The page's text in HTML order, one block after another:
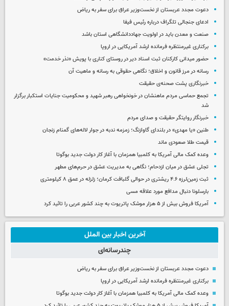
دعوت مجدد عربستان از نخست‌وزیر عراق برای سفر به ریاض
ادعای جنجالی تلگراف درباره رئیس فیفا
صنعت و معدن باید در اولویت جهاددانشگاهی استان باشد
برکناری غیرمنتظره فرمانده ارشد آمریکایی در اروپا
حضور میدانی کارکنان ثبت اسناد دیر در روستای کناری با پویش «نذر خدمت»
رسانه در مرز قانون و اخلاق؛ نگاهی حقوقی به رسانه و ماهیت آن
خبرنگاری پشت صحنه‌ی حقیقت
تجمع حماسی مردم ماهنشان در خونخواهی رهبر شهید و محکومیت جنایات استکبار برگزار
شد
خبرنگار روایتگر حقیقت و صدای مردم
طنین «یا مهدی» در بلندای گاوازنگ؛ زمزمه ندبه در جوار لاله‌های گمنام زنجان
قیمت طلا صعودی ماند
وعده کمک مالی آمریکا به کلمبیا همزمان با آغاز کار دولت جدید بوگوتا
تجلی عشق در میان ازدحام؛ نگاهی به مدیریت عشق در حرم‌های مطهر
ثبت زمین‌لرزه ۴.۶ ریشتری در حوالی گلبافت کرمان؛ زلزله در عمق ۸ کیلومتری
بارسلونا دنبال مدافع مورد علاقه مسی
آمریکا فروش بیش از ۵ هزار موشک پاتریوت به چند کشور عربی را تائید کرد
آخرین اخبار بین الملل
چندرسانه‌ای
دعوت مجدد عربستان از نخست‌وزیر عراق برای سفر به ریاض
برکناری غیرمنتظره فرمانده ارشد آمریکایی در اروپا
وعده کمک مالی آمریکا به کلمبیا همزمان با آغاز کار دولت جدید بوگوتا